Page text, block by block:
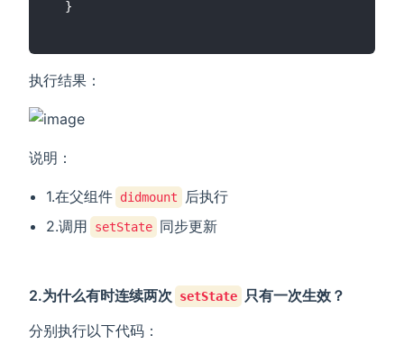
执行结果：
说明：
1.在父组件 didmount
后执行
2.调用
setState 同步更新
2.为什么有时连续两次 setState
只有一次生效？
分别执行以下代码：